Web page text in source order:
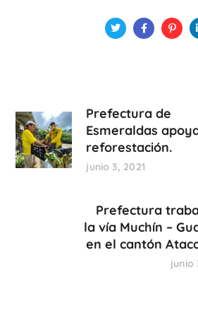
Prefectura de
Esmeraldas
reforestación.
junio 3, 2021
Prefectura
la vía Muchín –
en el cantón
junio